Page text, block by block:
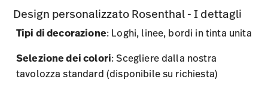
Design personalizzato Rosenthal - I dettagli
Tipi di decorazione: Loghi, linee, bordi in tinta unita
Selezione dei colori: Scegliere dalla nostra
tavolozza standard (disponibile su richiesta)